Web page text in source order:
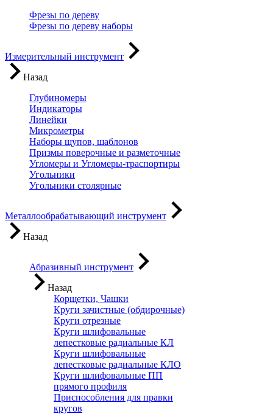
Фрезы по дереву
Фрезы по дереву наборы
Измерительный инструмент
Назад
Глубиномеры
Индикаторы
Линейки
Микрометры
Наборы щупов, шаблонов
Призмы поверочные и разметочные
Угломеры и Угломеры-траспортиры
Угольники
Угольники столярные
Металлообрабатывающий инструмент
Назад
Абразивный инструмент
Назад
Корщетки, Чашки
Круги зачистные (обдирочные)
Круги отрезные
Круги шлифовальные
лепестковые радиальные КЛ
Круги шлифовальные
лепестковые радиальные КЛО
Круги шлифовальные ПП
прямого профиля
Приспособления для правки
кругов